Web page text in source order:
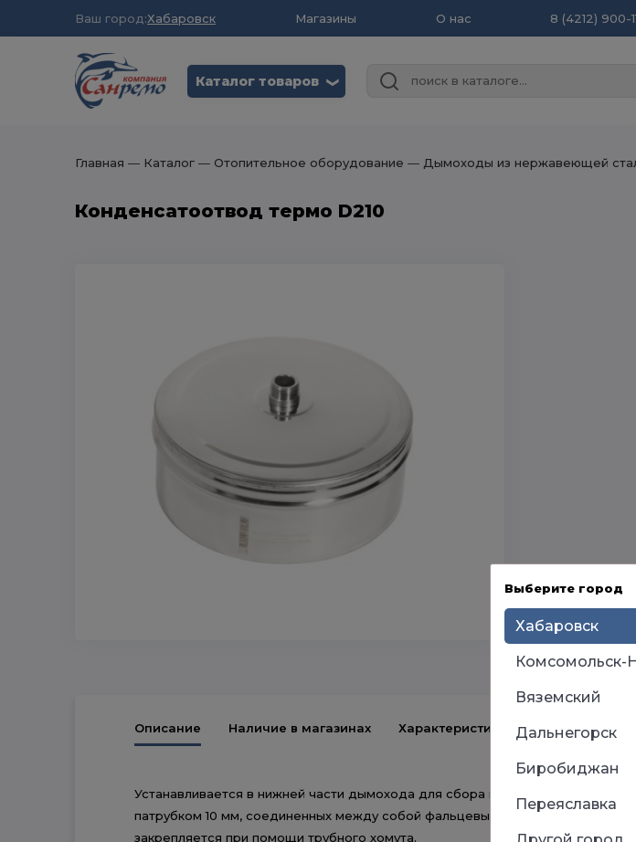
Ваш город:Хабаровск Магазины О нас 8 (4212) 900-
Каталог товаров ❮
Главная ― Каталог ― Отопительное оборудование ― Дымоходы из нержавеющей
Конденсатоотвод термо D210
Описание Наличие в магазинах Характеристики
Устанавливается в нижней части дымохода для сбора конденсата.
патрубком 10 мм, соединенных между собой фальцевым соединением.
закрепляется при помощи трубного хомута.
Выберите город
Хабаровск
Комсомольск-
Вяземский
Дальнегорск
Биробиджан
Переяславка